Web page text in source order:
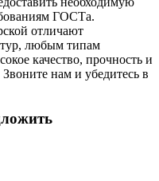
ГОСТа.
отличают
любым типам
качество, прочность и
Звоните нам и убедитесь в